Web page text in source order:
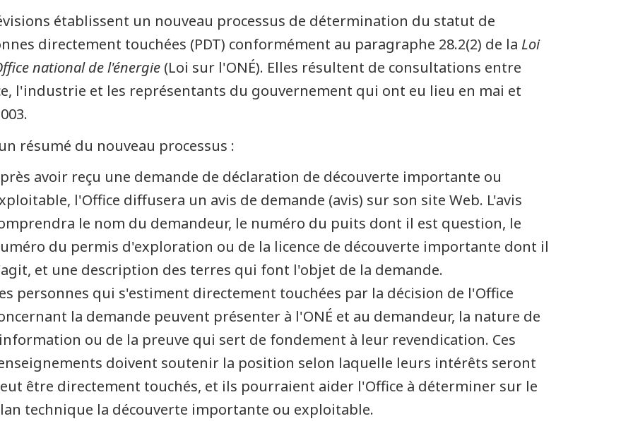
établissent un nouveau processus de détermination du statut de
directement touchées (PDT) conformément au paragraphe 28.2(2) de la Loi
national de l'énergie(Loi sur l'ONÉ). Elles résultent de consultations entre
l'industrie et les représentants du gouvernement qui ont eu lieu en mai et
résumé du nouveau processus :
avoir reçu une demande de déclaration de découverte importante ou
l'Office diffusera un avis de demande (avis) sur son site Web. L'avis
le nom du demandeur, le numéro du puits dont il est question, le
du permis d'exploration ou de la licence de découverte importante dont il
et une description des terres qui font l'objet de la demande.
personnes qui s'estiment directement touchées par la décision de l'Office
la demande peuvent présenter à l'ONÉ et au demandeur, la nature de
ou de la preuve qui sert de fondement à leur revendication. Ces
doivent soutenir la position selon laquelle leurs intérêts seront
être directement touchés, et ils pourraient aider l'Office à déterminer sur le
technique la découverte importante ou exploitable.